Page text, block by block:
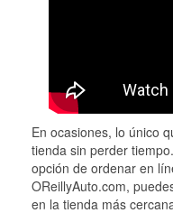
En ocasiones, lo único
tienda sin perder
opción de ordenar en
OReillyAuto.com,
en la tienda más